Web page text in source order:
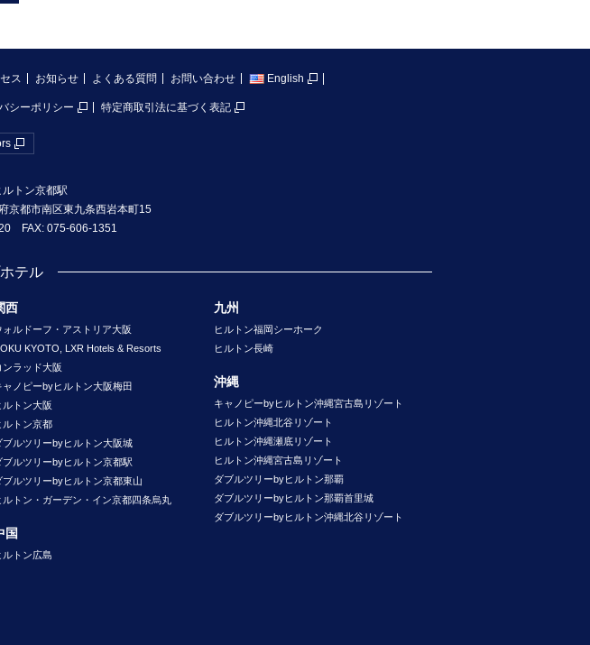
ス お知らせ よくある質問 お問い合わせ English
シーポリシー 特定商取引法に基づく表記
トン京都駅
京都市南区東九条西岩本町15
FAX: 075-606-1351
テル
西
ォルドーフ・アストリア大阪
KYOTO, LXR Hotels & Resorts
ンラッド大阪
ャノピーbyヒルトン大阪梅田
ルトン大阪
ルトン京都
ブルツリーbyヒルトン大阪城
ブルツリーbyヒルトン京都駅
ブルツリーbyヒルトン京都東山
ルトン・ガーデン・イン京都四条烏丸
国
ルトン広島
九州
ヒルトン福岡シーホーク
ヒルトン長崎
沖縄
キャノピーbyヒルトン沖縄宮古島リゾート
ヒルトン沖縄北谷リゾート
ヒルトン沖縄瀬底リゾート
ヒルトン沖縄宮古島リゾート
ダブルツリーbyヒルトン那覇
ダブルツリーbyヒルトン那覇首里城
ダブルツリーbyヒルトン沖縄北谷リゾート